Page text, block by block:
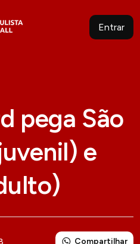
Entrar
pega São
e
Compartilhar